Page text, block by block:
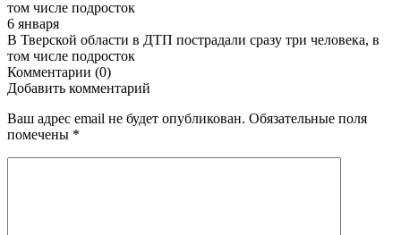
6 января
В Тверской области в ДТП пострадали сразу три человека, в
том числе подросток
Комментарии (0)
Добавить комментарий
Ваш адрес email не будет опубликован. Обязательные поля
помечены *